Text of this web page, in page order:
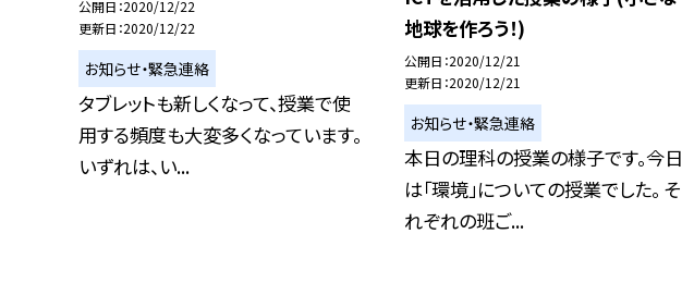
公開日 2020/12/22
更新日 2020/12/22
お知らせ・緊急連絡
タブレットも新しくなって、授業で使
用する頻度も大変多くなっています。
いずれは、い...
地球を作ろう！)
公開日 2020/12/21
更新日 2020/12/21
お知らせ・緊急連絡
本日の理科の授業の様子です。今日
は「環境」についての授業でした。 そ
れぞれの班ご...